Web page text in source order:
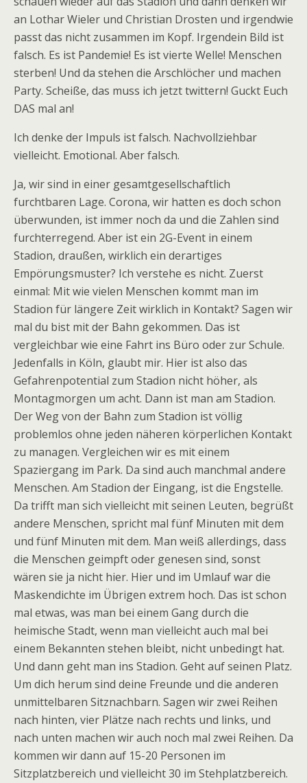
an Lothar Wieler und Christian Drosten und irgendwie
passt das nicht zusammen im Kopf. Irgendein Bild ist
falsch. Es ist Pandemie! Es ist vierte Welle! Menschen
sterben! Und da stehen die Arschlöcher und machen
Party. Scheiße, das muss ich jetzt twittern! Guckt Euch
DAS mal an!
Ich denke der Impuls ist falsch. Nachvollziehbar
vielleicht. Emotional. Aber falsch.
Ja, wir sind in einer gesamtgesellschaftlich
furchtbaren Lage. Corona, wir hatten es doch schon
überwunden, ist immer noch da und die Zahlen sind
furchterregend. Aber ist ein 2G-Event in einem
Stadion, draußen, wirklich ein derartiges
Empörungsmuster? Ich verstehe es nicht. Zuerst
einmal: Mit wie vielen Menschen kommt man im
Stadion für längere Zeit wirklich in Kontakt? Sagen wir
mal du bist mit der Bahn gekommen. Das ist
vergleichbar wie eine Fahrt ins Büro oder zur Schule.
Jedenfalls in Köln, glaubt mir. Hier ist also das
Gefahrenpotential zum Stadion nicht höher, als
Montagmorgen um acht. Dann ist man am Stadion.
Der Weg von der Bahn zum Stadion ist völlig
problemlos ohne jeden näheren körperlichen Kontakt
zu managen. Vergleichen wir es mit einem
Spaziergang im Park. Da sind auch manchmal andere
Menschen. Am Stadion der Eingang, ist die Engstelle.
Da trifft man sich vielleicht mit seinen Leuten, begrüßt
andere Menschen, spricht mal fünf Minuten mit dem
und fünf Minuten mit dem. Man weiß allerdings, dass
die Menschen geimpft oder genesen sind, sonst
wären sie ja nicht hier. Hier und im Umlauf war die
Maskendichte im Übrigen extrem hoch. Das ist schon
mal etwas, was man bei einem Gang durch die
heimische Stadt, wenn man vielleicht auch mal bei
einem Bekannten stehen bleibt, nicht unbedingt hat.
Und dann geht man ins Stadion. Geht auf seinen Platz.
Um dich herum sind deine Freunde und die anderen
unmittelbaren Sitznachbarn. Sagen wir zwei Reihen
nach hinten, vier Plätze nach rechts und links, und
nach unten machen wir auch noch mal zwei Reihen. Da
kommen wir dann auf 15-20 Personen im
Sitzplatzbereich und vielleicht 30 im Stehplatzbereich.